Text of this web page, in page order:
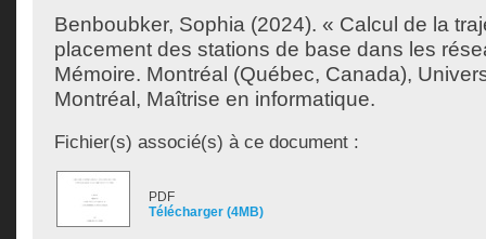
Benboubker, Sophia (2024). « Calcul de la
placement des stations de base dans les
Mémoire. Montréal (Québec, Canada),
Montréal, Maîtrise en informatique.
Fichier(s) associé(s) à ce document :
PDF
Télécharger (4MB)